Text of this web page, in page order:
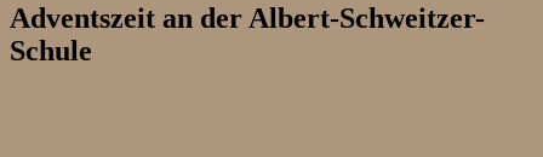
Adventszeit an der Albert-Schweitzer-
Schule